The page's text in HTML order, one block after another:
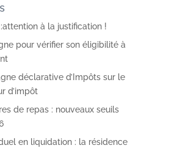
à la justification !
pour vérifier son éligibilité à
déclarative d’Impôts sur le
d’impôt
de repas : nouveaux seuils
en liquidation : la résidence